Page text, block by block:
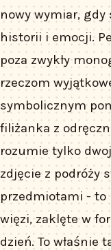
nowy wymiar,
historii i emocji.
poza zwykły
rzeczom
symbolicznym
filiżanka z
rozumie tylko
zdjęcie z podróży
przedmiotami - to
więzi, zaklęte w
dzień. To właśnie